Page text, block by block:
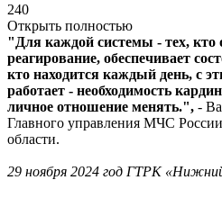
240
Открыть полностью
"Для каждой системы - тех, кто
реагирование, обеспечивает
кто находится каждый день, с
работает - необходимость
личное отношение менять.", -
Главного управления МЧС
области.
29 ноября 2024 год ГТРК